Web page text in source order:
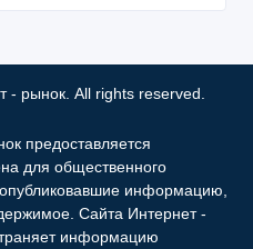
- рынок. All rights reserved.
предоставляется
для общественного
информацию,
Сайта Интернет -
информацию